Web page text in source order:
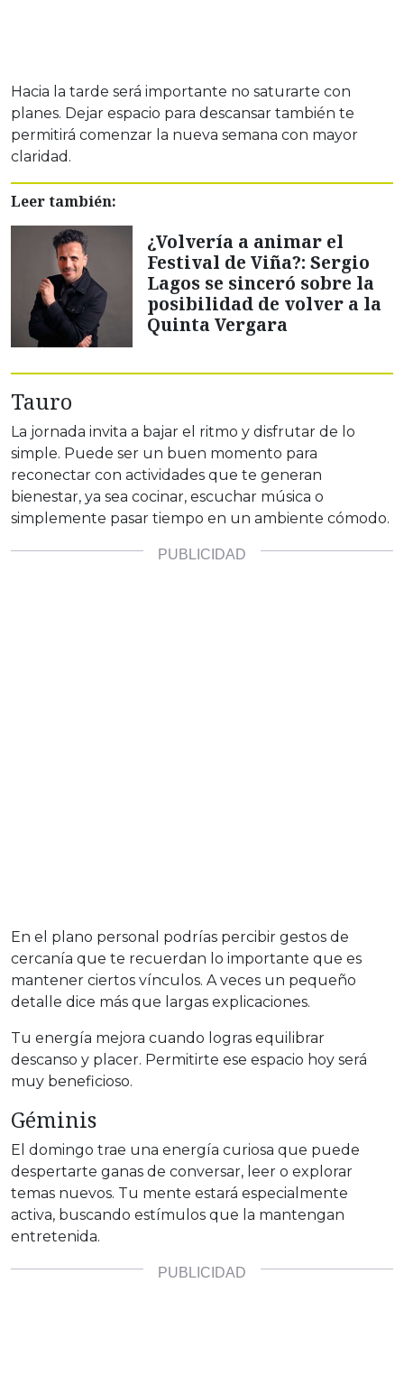
Hacia la tarde será importante no saturarte con
planes. Dejar espacio para descansar también te
permitirá comenzar la nueva semana con mayor
claridad.
Leer también:
¿Volvería a animar el
Festival de Viña?: Sergio
Lagos se sinceró sobre la
posibilidad de volver a la
Quinta Vergara
Tauro
La jornada invita a bajar el ritmo y disfrutar de lo
simple. Puede ser un buen momento para
reconectar con actividades que te generan
bienestar, ya sea cocinar, escuchar música o
simplemente pasar tiempo en un ambiente cómodo.
En el plano personal podrías percibir gestos de
cercanía que te recuerdan lo importante que es
mantener ciertos vínculos. A veces un pequeño
detalle dice más que largas explicaciones.
Tu energía mejora cuando logras equilibrar
descanso y placer. Permitirte ese espacio hoy será
muy beneficioso.
Géminis
El domingo trae una energía curiosa que puede
despertarte ganas de conversar, leer o explorar
temas nuevos. Tu mente estará especialmente
activa, buscando estímulos que la mantengan
entretenida.